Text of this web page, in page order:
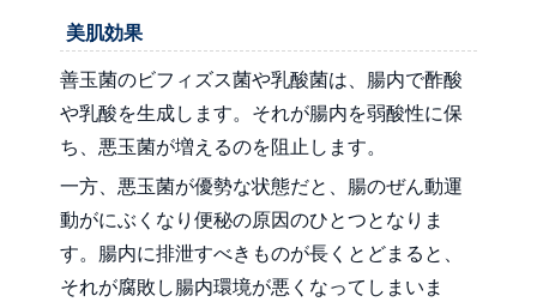
美肌効果
善玉菌のビフィズス菌や乳酸菌は、腸内で酢酸
や乳酸を生成します。それが腸内を弱酸性に保
ち、悪玉菌が増えるのを阻止します。
一方、悪玉菌が優勢な状態だと、腸のぜん動運
動がにぶくなり便秘の原因のひとつとなりま
す。腸内に排泄すべきものが長くとどまると、
それが腐敗し腸内環境が悪くなってしまいま